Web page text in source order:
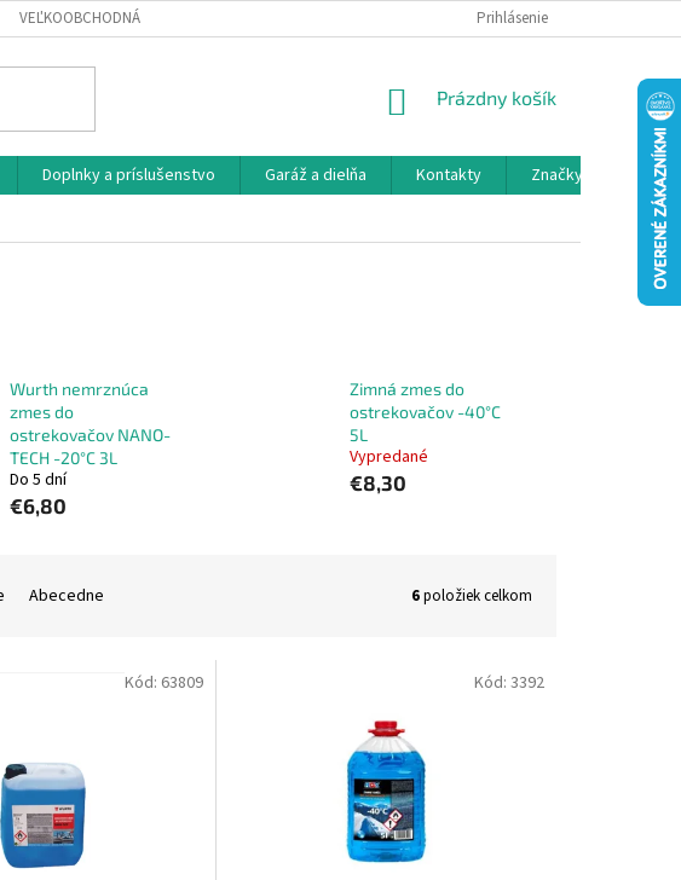
VEĽKOOBCHODNÁ SPOLUPRÁCA OCHRANA OSOBNÝCH
Prihlásenie
NÁKUPNÝ
Prázdny košík
Doplnky a príslušenstvo Garáž a dielňa Kontakty
Značky
Wurth nemrznúca
zmes do
ostrekovačov NANO-
TECH -20°C 3L
Do 5 dní
€6,80
Zimná zmes do
ostrekovačov -40°C
5L
Vypredané
€8,30
Abecedne 6položiek celkom
Kód: 63809 Kód: 3392